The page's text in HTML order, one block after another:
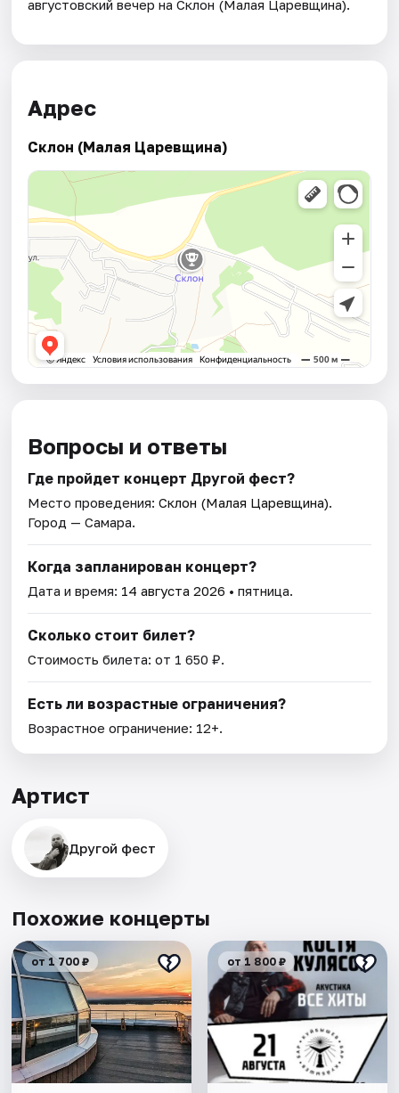
августовский вечер на Склон (Малая Царевщина).
Адрес
Склон (Малая Царевщина)
Вопросы и ответы
Где пройдет концерт Другой фест?
Место проведения:Склон (Малая Царевщина).
Город — Самара.
Когда запланирован концерт?
Дата и время: 14 августа 2026 • пятница.
Сколько стоит билет?
Стоимость билета: от 1 650 ₽.
Есть ли возрастные ограничения?
Возрастное ограничение: 12+.
Артист
Другой фест
Похожие концерты
от 1 700 ₽ от 1 800 ₽